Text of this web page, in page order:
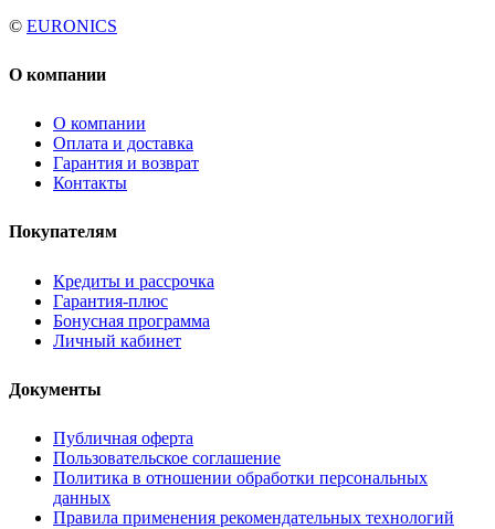
© EURONICS
О компании
О компании
Оплата и доставка
Гарантия и возврат
Контакты
Покупателям
Кредиты и рассрочка
Гарантия-плюс
Бонусная программа
Личный кабинет
Документы
Публичная оферта
Пользовательское соглашение
Политика в отношении обработки персональных
данных
Правила применения рекомендательных технологий